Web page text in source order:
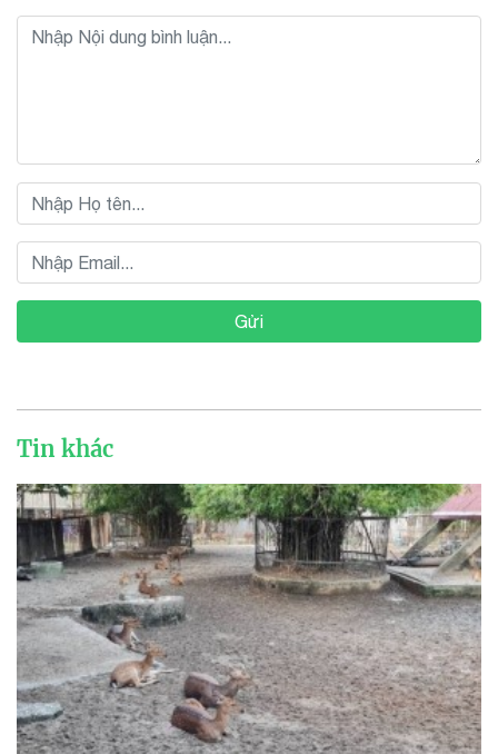
Gửi
Tin khác